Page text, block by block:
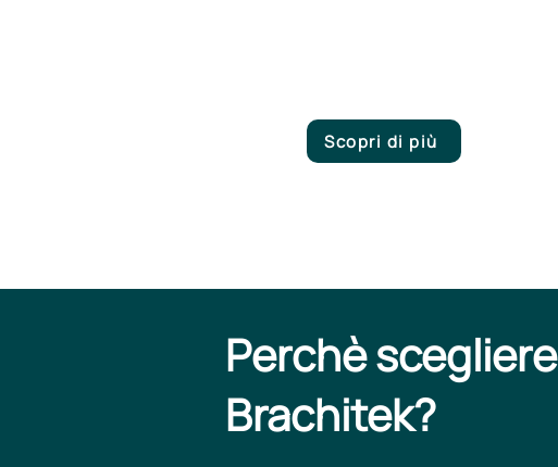
Scopri di più
Perchè scegliere
Brachitek?